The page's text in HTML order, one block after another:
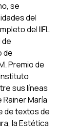
se
del
del IIFL
de
de
Premio de
sus líneas
María
de textos de
la Estética